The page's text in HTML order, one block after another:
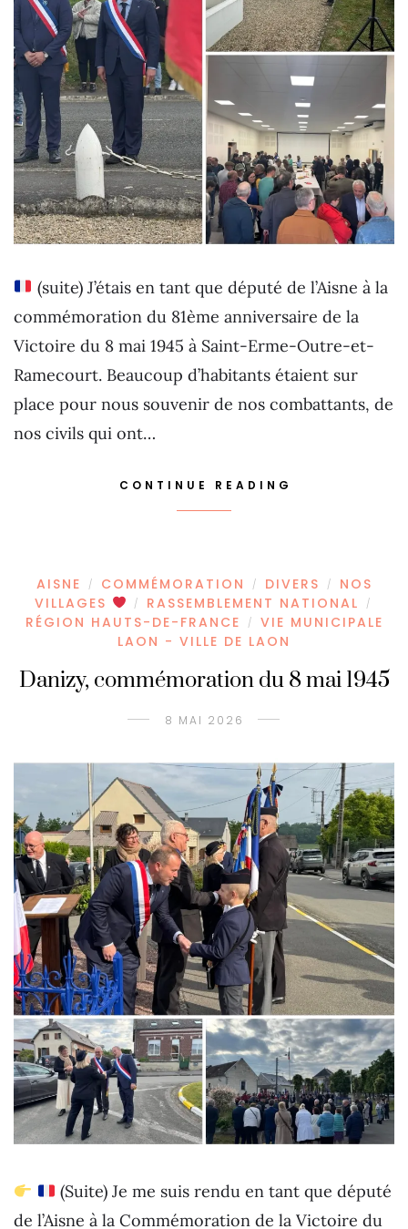
(suite) J’étais en tant que député de l’Aisne à la
commémoration du 81ème anniversaire de la
Victoire du 8 mai 1945 à Saint-Erme-Outre-et-
Ramecourt. Beaucoup d’habitants étaient sur
place pour nous souvenir de nos combattants, de
nos civils qui ont…
CONTINUE READING
AISNE / COMMÉMORATION / DIVERS /
NOS
VILLAGES
/ RASSEMBLEMENT NATIONAL /
RÉGION HAUTS-DE-FRANCE /
VIE MUNICIPALE
LAON - VILLE DE LAON
Danizy, commémoration du 8 mai 1945
8 MAI 2026
(Suite) Je me suis rendu en tant que député
de l’Aisne à la Commémoration de la Victoire du